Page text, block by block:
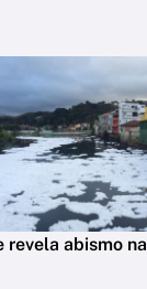
revela abismo na